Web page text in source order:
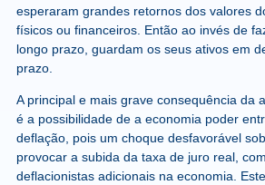
esperaram grandes retornos dos valores
físicos ou financeiros. Então ao invés de
longo prazo, guardam os seus ativos em
prazo.
A principal e mais grave consequência da
é a possibilidade de a economia poder
deflação, pois um choque desfavorável
provocar a subida da taxa de juro real,
deflacionistas adicionais na economia.